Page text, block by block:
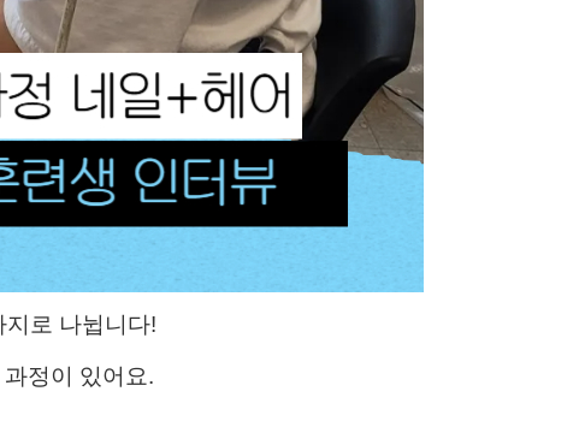
로 나뉩니다!
정이 있어요.